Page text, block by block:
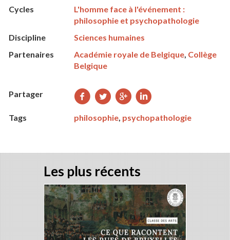
Cycles
L'homme face à l'événement :
philosophie et psychopathologie
Discipline
Sciences humaines
Partenaires
Académie royale de Belgique, Collège
Belgique
Partager
Partager
sur
Partager
sur
Partager
sursur
Tags philosophie, psychopathologie
Les plus récents